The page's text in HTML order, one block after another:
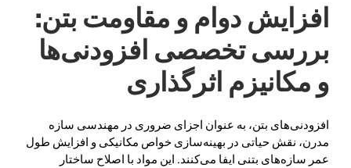
افزایش دوام و مقاومت بتن:
بررسی تخصصی افزودنی‌ها
و مکانیزم اثرگذاری
افزودنی‌های بتن، به عنوان اجزای ضروری در مهندسی سازه
مدرن، نقش حیاتی در بهینه‌سازی خواص مکانیکی و افزایش طول
عمر سازه‌های بتنی ایفا می‌کنند. این مواد با اصلاح ساختار